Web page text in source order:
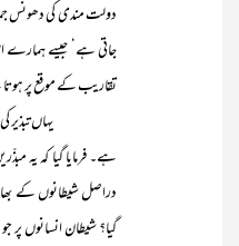
دولت مندی کی
جاتی ہے‘ جیسے
تقاریب کے موقع پر
یہاں تبذیر کی
ہے۔ فرمایا گیا کہ یہ
دراصل شیطانوں کے
گیا؟ شیطان انسانوں پر